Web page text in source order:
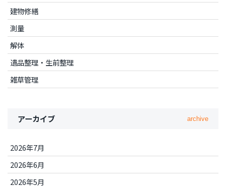
建物修繕
測量
解体
遺品整理・生前整理
雑草管理
アーカイブ archive
2026年7月
2026年6月
2026年5月